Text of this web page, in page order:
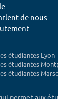
de nous
étudiantes Lyon
étudiantes
étudiantes
permet aux